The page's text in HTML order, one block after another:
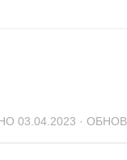
03.04.2023 ·